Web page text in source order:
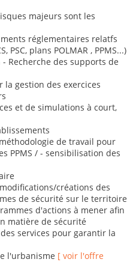
majeurs sont les
réglementaires relatfs
PSC, plans POLMAR , PPMS...)
Recherche des supports de
gestion des exercices
et de simulations à court,
de travail pour
PPMS / - sensibilisation des
créations des
de sécurité sur le territoire
d'actions à mener afin
matière de sécurité
services pour garantir la
l'urbanisme [ voir l'offre